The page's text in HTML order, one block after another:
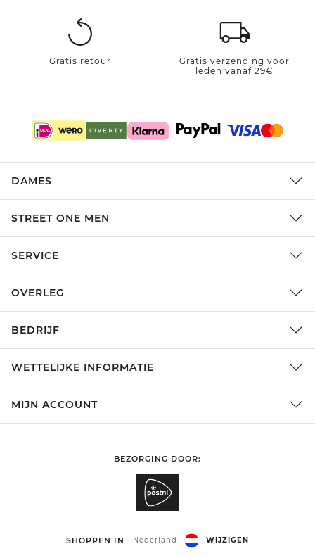
Gratis retour
Gratis verzending voor
leden vanaf 29€
DAMES
STREET ONE MEN
SERVICE
OVERLEG
BEDRIJF
WETTELIJKE INFORMATIE
MIJN ACCOUNT
BEZORGING DOOR:
SHOPPEN IN Nederland WIJZIGEN